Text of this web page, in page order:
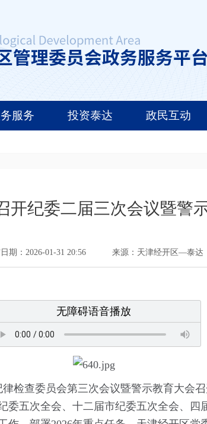
服务 投资泰达 政民互动
开纪委二届三次会议暨警
期：2026-01-31 20:56
来源：天津经开区—泰达
无障碍语音播放
检查委员会第三次会议暨警示教育大会
委五次全会、十二届市纪委五次全会、